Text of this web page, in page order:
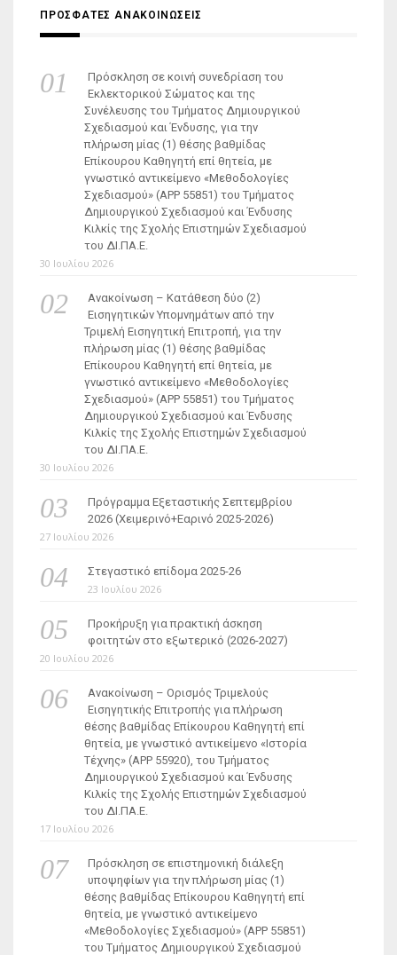
ΠΡΟΣΦΑΤΕΣ ΑΝΑΚΟΙΝΩΣΕΙΣ
Πρόσκληση σε κοινή συνεδρίαση του
Εκλεκτορικού Σώματος και της
Συνέλευσης του Τμήματος Δημιουργικού
Σχεδιασμού και Ένδυσης, για την
πλήρωση μίας (1) θέσης βαθμίδας
Επίκουρου Καθηγητή επί θητεία, με
γνωστικό αντικείμενο «Μεθοδολογίες
Σχεδιασμού» (ΑΡΡ 55851) του Τμήματος
Δημιουργικού Σχεδιασμού και Ένδυσης
Κιλκίς της Σχολής Επιστημών Σχεδιασμού
του ΔΙ.ΠΑ.Ε.
30 Ιουλίου 2026
Ανακοίνωση – Κατάθεση δύο (2)
Εισηγητικών Υπομνημάτων από την
Τριμελή Εισηγητική Επιτροπή, για την
πλήρωση μίας (1) θέσης βαθμίδας
Επίκουρου Καθηγητή επί θητεία, με
γνωστικό αντικείμενο «Μεθοδολογίες
Σχεδιασμού» (ΑΡΡ 55851) του Τμήματος
Δημιουργικού Σχεδιασμού και Ένδυσης
Κιλκίς της Σχολής Επιστημών Σχεδιασμού
του ΔΙ.ΠΑ.Ε.
30 Ιουλίου 2026
Πρόγραμμα Εξεταστικής Σεπτεμβρίου
2026 (Χειμερινό+Εαρινό 2025-2026)
27 Ιουλίου 2026
Στεγαστικό επίδομα 2025-26
23 Ιουλίου 2026
Προκήρυξη για πρακτική άσκηση
φοιτητών στο εξωτερικό (2026-2027)
20 Ιουλίου 2026
Ανακοίνωση – Ορισμός Τριμελούς
Εισηγητικής Επιτροπής για πλήρωση
θέσης βαθμίδας Επίκουρου Καθηγητή επί
θητεία, με γνωστικό αντικείμενο «Ιστορία
Τέχνης» (ΑΡΡ 55920), του Τμήματος
Δημιουργικού Σχεδιασμού και Ένδυσης
Κιλκίς της Σχολής Επιστημών Σχεδιασμού
του ΔΙ.ΠΑ.Ε.
17 Ιουλίου 2026
Πρόσκληση σε επιστημονική διάλεξη
υποψηφίων για την πλήρωση μίας (1)
θέσης βαθμίδας Επίκουρου Καθηγητή επί
θητεία, με γνωστικό αντικείμενο
«Μεθοδολογίες Σχεδιασμού» (ΑΡΡ 55851)
του Τμήματος Δημιουργικού Σχεδιασμού